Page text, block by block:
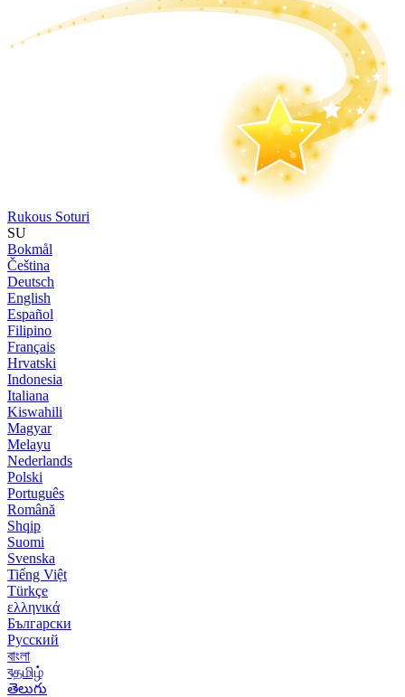
Rukous Soturi
SU
Bokmål
Čeština
Deutsch
English
Español
Filipino
Français
Hrvatski
Indonesia
Italiana
Kiswahili
Magyar
Melayu
Nederlands
Polski
Português
Română
Shqip
Suomi
Svenska
Tiếng Việt
Türkçe
ελληνικά
Български
Русский
বাংলা
বதமிழ்
తెలుగు